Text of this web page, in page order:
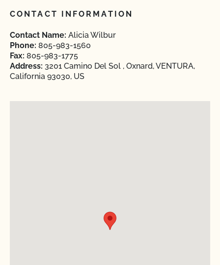
CONTACT INFORMATION
Contact Name: Alicia Wilbur
Phone: 805-983-1560
Fax: 805-983-1775
Address: 3201 Camino Del Sol , Oxnard, VENTURA,
California 93030, US